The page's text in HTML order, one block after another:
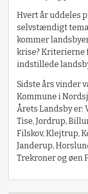
Hvert år uddeles
selvstændigt
kommer
krise? Kriterierne
indstillede
Sidste års vinder
Kommune i
Årets Landsby er:
Tise, Jordrup,
Filskov, Klejtrup,
Janderup,
Trekroner og øen